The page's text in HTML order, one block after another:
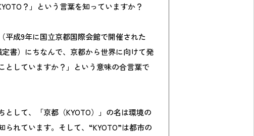
？」という言葉を知っていますか？
平成9年に国立京都国際会館で開催された
書）にちなんで、京都から世界に向けて発
としていますか？」という意味の合言葉で
として、「京都（KYOTO）」の名は環境の
られています。そして、“KYOTO”は都市の